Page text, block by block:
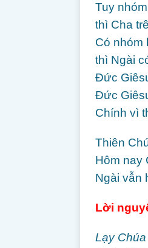
Tuy
thì Cha
Có nhóm
thì Ngài
Đức
Đức
Chính vì
Thiên
Hôm nay
Ngài vẫn
Lời
Lạy Chúa